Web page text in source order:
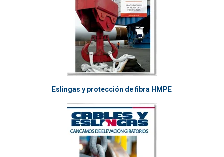
Eslingas y protección de fibra HMPE